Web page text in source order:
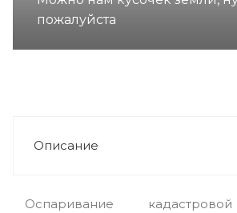
пожалуйста
Описание
Оспаривание